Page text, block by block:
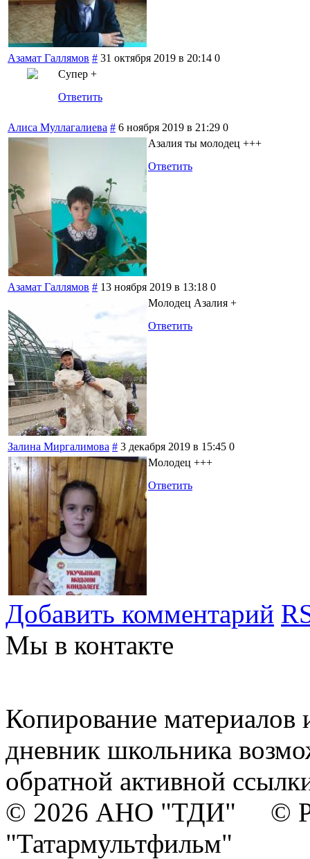
Азамат Галлямов # 31 октября 2019 в 20:14 0
Супер +
Ответить
Алиса Муллагалиева # 6 ноября 2019 в 21:29 0
Азалия ты молодец +++
Ответить
Азамат Галлямов # 13 ноября 2019 в 13:18 0
Молодец Азалия +
Ответить
Залина Миргалимова # 3 декабря 2019 в 15:45 0
Молодец +++
Ответить
Добавить комментарий
Мы в контакте
Копирование материалов
дневник школьника
обратной активной
© 2026 АНО "ТДИ" ©
"Татармультфильм"